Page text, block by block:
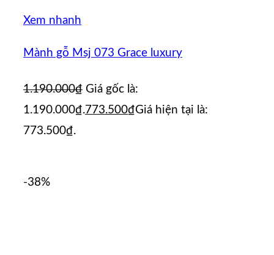
Xem nhanh
Mành gỗ Msj 073 Grace luxury
1.190.000₫ Giá gốc là:
1.190.000₫.773.500₫Giá hiện tại là:
773.500₫.
-38%